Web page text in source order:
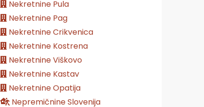
Nekretnine Pula
Nekretnine Pag
Nekretnine Crikvenica
Nekretnine Kostrena
Nekretnine Viškovo
Nekretnine Kastav
Nekretnine Opatija
Nepremičnine Slovenija